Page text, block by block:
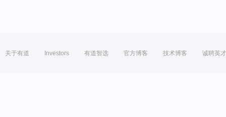
关于有道 Investors 有道智选 官方博客 技术博客 诚聘英才